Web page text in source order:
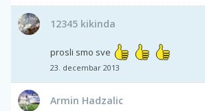
12345 kikinda
prosli smo sve
23. decembar 2013
Armin Hadzalic